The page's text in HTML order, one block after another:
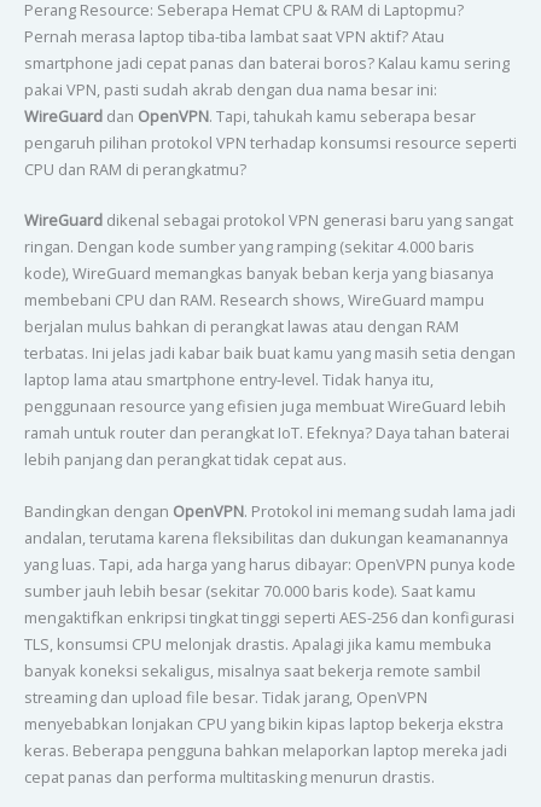
Perang Resource: Seberapa Hemat CPU & RAM di Laptopmu?
Pernah merasa laptop tiba-tiba lambat saat VPN aktif? Atau
smartphone jadi cepat panas dan baterai boros? Kalau kamu sering
pakai VPN, pasti sudah akrab dengan dua nama besar ini:
WireGuarddan OpenVPN. Tapi, tahukah kamu seberapa besar
pengaruh pilihan protokol VPN terhadap konsumsi resource seperti
CPU dan RAM di perangkatmu?
WireGuarddikenal sebagai protokol VPN generasi baru yang sangat
ringan. Dengan kode sumber yang ramping (sekitar 4.000 baris
kode), WireGuard memangkas banyak beban kerja yang biasanya
membebani CPU dan RAM. Research shows, WireGuard mampu
berjalan mulus bahkan di perangkat lawas atau dengan RAM
terbatas. Ini jelas jadi kabar baik buat kamu yang masih setia dengan
laptop lama atau smartphone entry-level. Tidak hanya itu,
penggunaan resource yang efisien juga membuat WireGuard lebih
ramah untuk router dan perangkat IoT. Efeknya? Daya tahan baterai
lebih panjang dan perangkat tidak cepat aus.
Bandingkan dengan OpenVPN. Protokol ini memang sudah lama jadi
andalan, terutama karena fleksibilitas dan dukungan keamanannya
yang luas. Tapi, ada harga yang harus dibayar: OpenVPN punya kode
sumber jauh lebih besar (sekitar 70.000 baris kode). Saat kamu
mengaktifkan enkripsi tingkat tinggi seperti AES-256 dan konfigurasi
TLS, konsumsi CPU melonjak drastis. Apalagi jika kamu membuka
banyak koneksi sekaligus, misalnya saat bekerja remote sambil
streaming dan upload file besar. Tidak jarang, OpenVPN
menyebabkan lonjakan CPU yang bikin kipas laptop bekerja ekstra
keras. Beberapa pengguna bahkan melaporkan laptop mereka jadi
cepat panas dan performa multitasking menurun drastis.